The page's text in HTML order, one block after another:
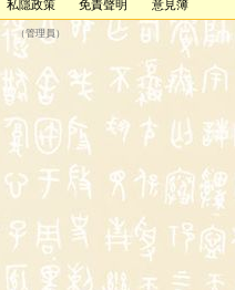
私隱政策 免責聲明 意見簿
（管理員 ）